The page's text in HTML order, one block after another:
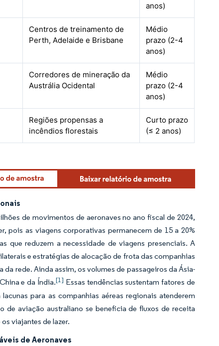
anos)
Centros de treinamento de
Perth, Adelaide e Brisbane
Médio
prazo (2-4
anos)
Corredores de mineração da
Austrália Ocidental
Médio
prazo (2-4
anos)
Regiões propensas a
incêndios florestais
Curto prazo
(≤ 2 anos)
de movimentos de aeronaves no ano fiscal de 2024,
pois as viagens corporativas permanecem de 15 a 20%
que reduzem a necessidade de viagens presenciais. A
e estratégias de alocação de frota das companhias
rede. Ainda assim, os volumes de passageiros da Ásia-
e da Índia.[1] Essas tendências sustentam fatores de
para as companhias aéreas regionais atenderem
aviação australiano se beneficia de fluxos de receita
viajantes de lazer.
de Aeronaves